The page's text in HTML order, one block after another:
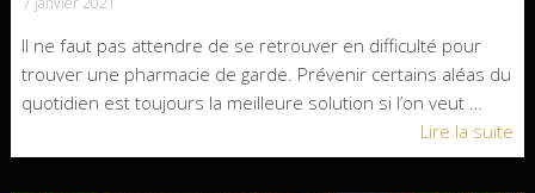
Il ne faut pas attendre de se retrouver en difficulté pour
trouver une pharmacie de garde. Prévenir certains aléas du
quotidien est toujours la meilleure solution si l’on veut …
Lire la suite